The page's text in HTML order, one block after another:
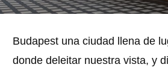
Budapest una ciudad llena de
donde deleitar nuestra vista, y